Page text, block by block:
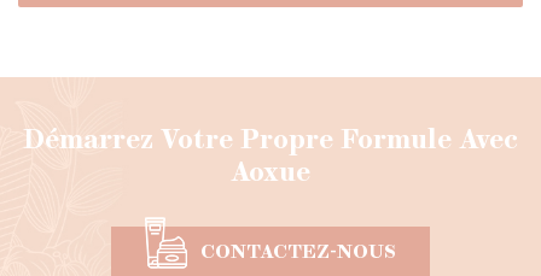
Démarrez Votre Propre Formule Avec
Aoxue
CONTACTEZ-NOUS